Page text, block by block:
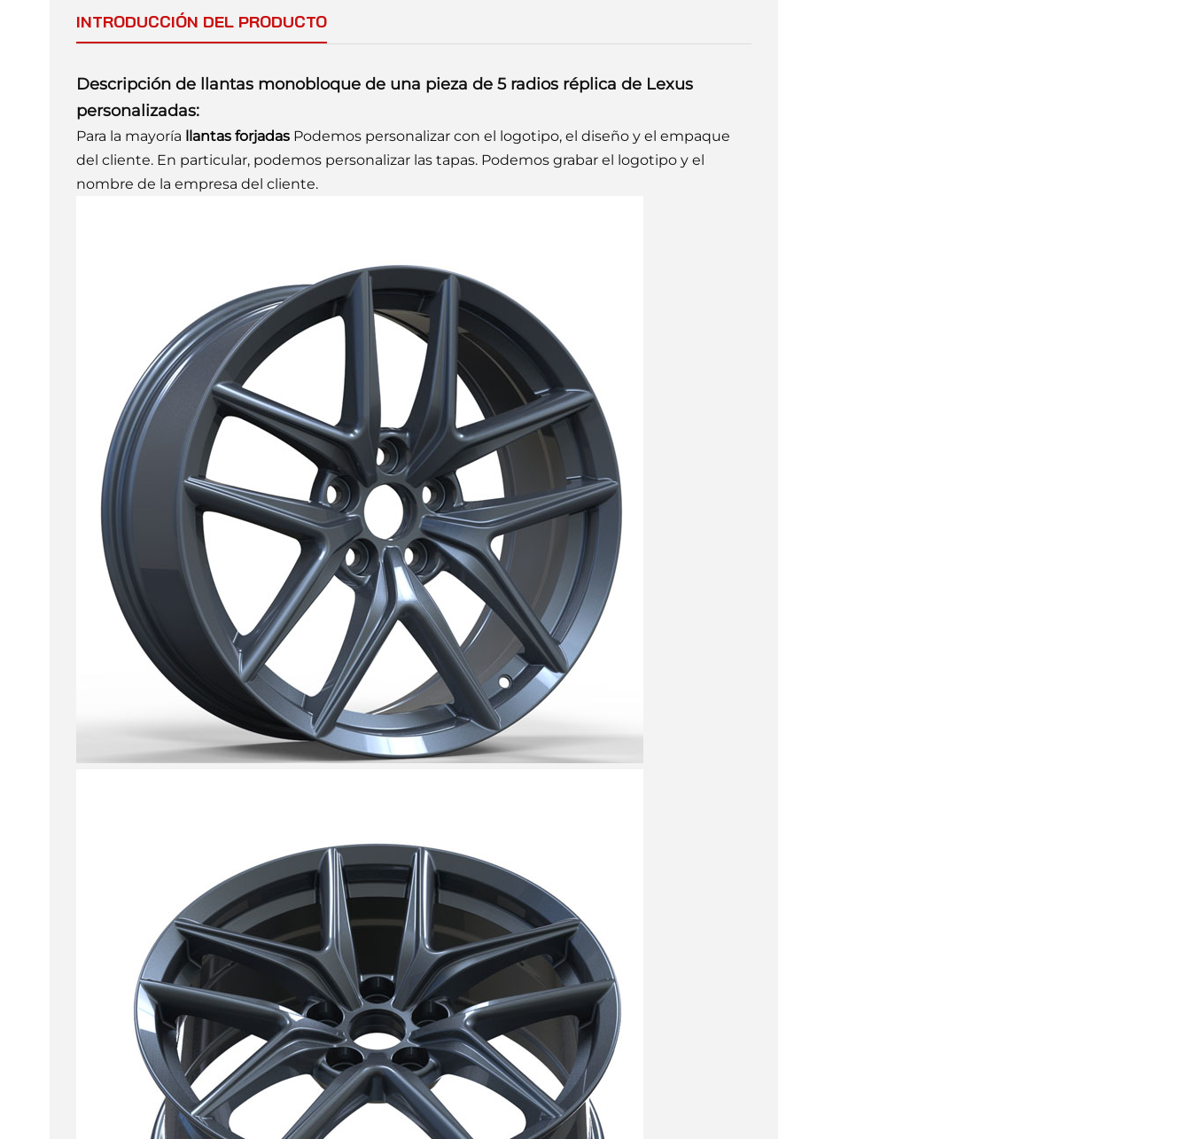
INTRODUCCIÓN DEL PRODUCTO
Descripción de llantas monobloque de una pieza de 5 radios réplica de Lexus
personalizadas:
Para la mayoría llantas forjadas Podemos personalizar con el logotipo, el diseño y el empaque
del cliente. En particular, podemos personalizar las tapas. Podemos grabar el logotipo y el
nombre de la empresa del cliente.